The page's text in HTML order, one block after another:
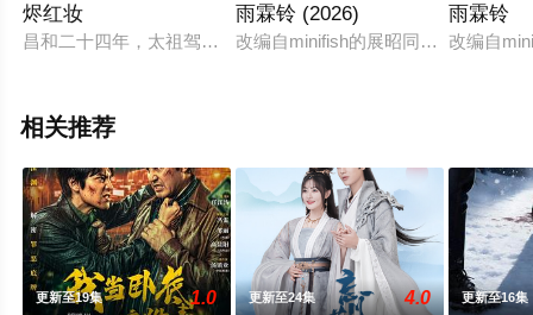
烬红妆
昌和二十四年，太祖驾崩引发继位之争。晏清殊遭人陷害被退
雨霖铃 (2026)
改编自minifish的展昭同人小说《雨
雨霖铃
改编自
相关推荐
更新至19集 1.0 更新至24集 4.0 更新至16集